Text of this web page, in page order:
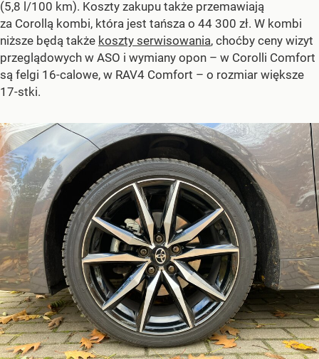
(5,8 l/100 km). Koszty zakupu także przemawiają
za Corollą kombi, która jest tańsza o 44 300 zł. W kombi
niższe będą także koszty serwisowania, choćby ceny wizyt
przeglądowych w ASO i wymiany opon – w Corolli Comfort
są felgi 16-calowe, w RAV4 Comfort – o rozmiar większe
17-stki.